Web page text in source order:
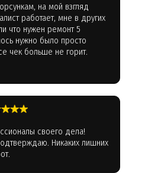
на мой взгляд
работает, мне в других
что нужен ремонт 5
нужно было просто
чек больше не горит.
своего дела!
Никаких лишних